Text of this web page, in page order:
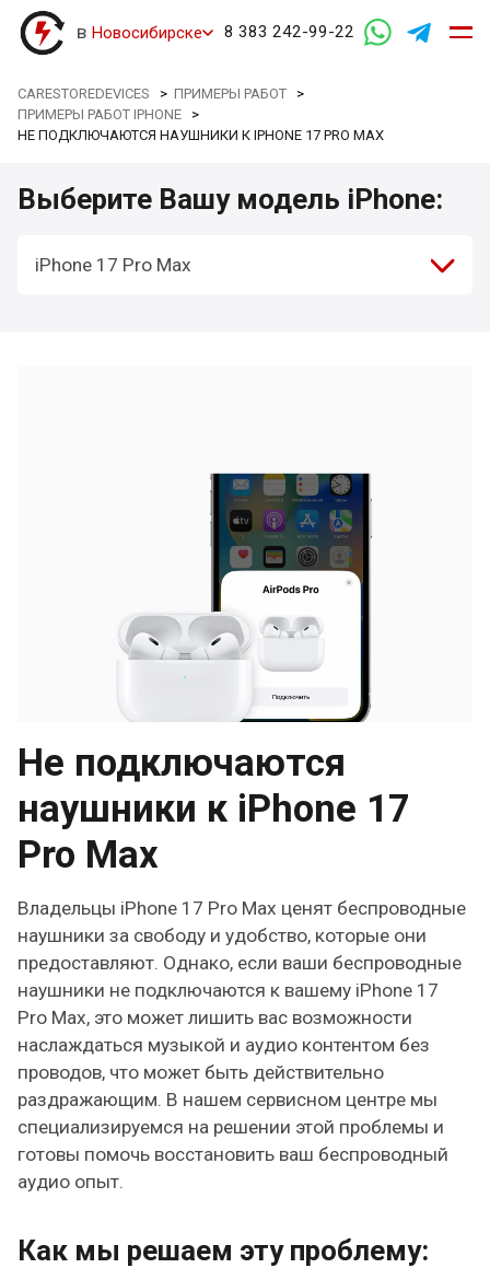
в Новосибирске 8 383 242-99-22
CARESTOREDEVICES >ПРИМЕРЫ РАБОТ >
ПРИМЕРЫ РАБОТ IPHONE >
НЕ ПОДКЛЮЧАЮТСЯ НАУШНИКИ К IPHONE 17 PRO MAX
Выберите Вашу модель iPhone:
iPhone 17 Pro Max
Не подключаются
наушники к iPhone 17
Pro Max
Владельцы iPhone 17 Pro Max ценят беспроводные
наушники за свободу и удобство, которые они
предоставляют. Однако, если ваши беспроводные
наушники не подключаются к вашему iPhone 17
Pro Max, это может лишить вас возможности
наслаждаться музыкой и аудио контентом без
проводов, что может быть действительно
раздражающим. В нашем сервисном центре мы
специализируемся на решении этой проблемы и
готовы помочь восстановить ваш беспроводный
аудио опыт.
Как мы решаем эту проблему: